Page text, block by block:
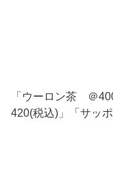
「ウーロン茶 ＠
420(税込)」「サッ